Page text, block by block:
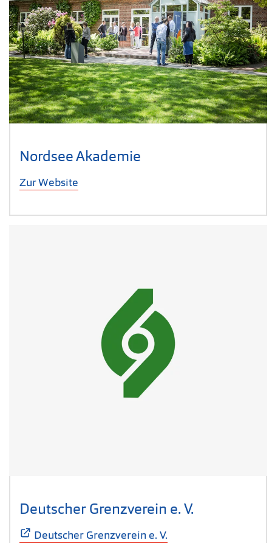
Nordsee Akademie
Zur Website
Deutscher Grenzverein e. V.
Deutscher Grenzverein e. V.